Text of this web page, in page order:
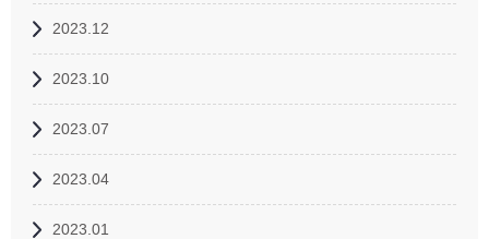
2023.12
2023.10
2023.07
2023.04
2023.01